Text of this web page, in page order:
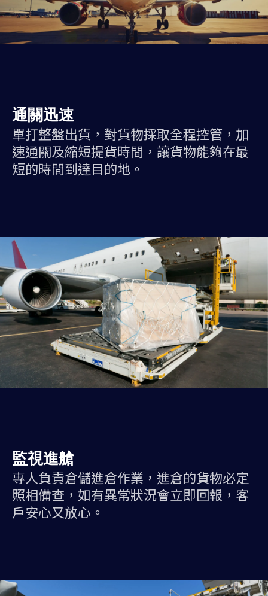
通關迅速
單打整盤出貨，對貨物採取全程控管，加
速通關及縮短提貨時間，讓貨物能夠在最
短的時間到達目的地。
監視進艙
專人負責倉儲進倉作業，進倉的貨物必定
照相備查，如有異常狀況會立即回報，客
戶安心又放心。